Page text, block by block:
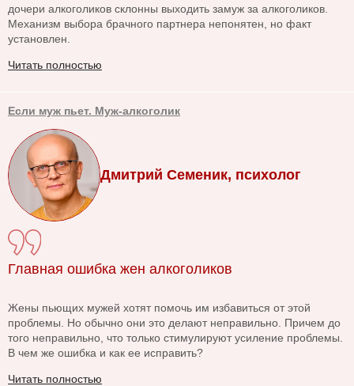
дочери алкоголиков склонны выходить замуж за алкоголиков.
Механизм выбора брачного партнера непонятен, но факт
установлен.
Читать полностью
Если муж пьет. Муж-алкоголик
Дмитрий Семеник, психолог
Главная ошибка жен алкоголиков
Жены пьющих мужей хотят помочь им избавиться от этой
проблемы. Но обычно они это делают неправильно. Причем до
того неправильно, что только стимулируют усиление проблемы.
В чем же ошибка и как ее исправить?
Читать полностью